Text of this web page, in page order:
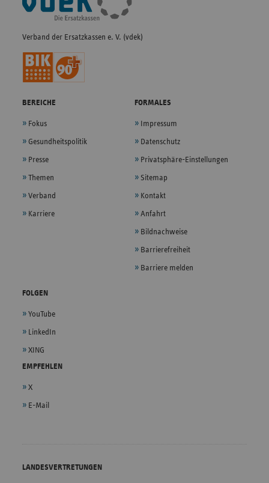
Navigation
Verband der Ersatzkassen e. V. (vdek)
BEREICHE
Fokus
Gesundheitspolitik
Presse
Themen
Verband
Karriere
FORMALES
Impressum
Datenschutz
Privatsphäre-Einstellungen
Sitemap
Kontakt
Anfahrt
Bildnachweise
Barrierefreiheit
Barriere melden
FOLGEN
YouTube
LinkedIn
XING
EMPFEHLEN
X
E-Mail
LANDESVERTRETUNGEN